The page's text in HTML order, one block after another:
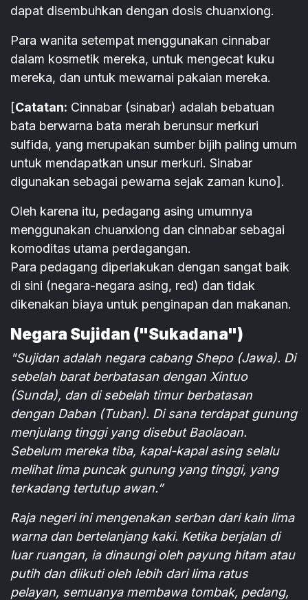
dapat disembuhkan dengan dosis chuanxiong.
Para wanita setempat menggunakan cinnabar
dalam kosmetik mereka, untuk mengecat kuku
mereka, dan untuk mewarnai pakaian mereka.
[Catatan: Cinnabar (sinabar) adalah bebatuan
bata berwarna bata merah berunsur merkuri
sulfida, yang merupakan sumber bijih paling umum
untuk mendapatkan unsur merkuri. Sinabar
digunakan sebagai pewarna sejak zaman kuno].
Oleh karena itu, pedagang asing umumnya
menggunakan chuanxiong dan cinnabar sebagai
komoditas utama perdagangan.
Para pedagang diperlakukan dengan sangat baik
di sini (negara-negara asing, red) dan tidak
dikenakan biaya untuk penginapan dan makanan.
Negara Sujidan ("Sukadana")
"Sujidan adalah negara cabang Shepo (Jawa). Di
sebelah barat berbatasan dengan Xintuo
(Sunda), dan di sebelah timur berbatasan
dengan Daban (Tuban). Di sana terdapat gunung
menjulang tinggi yang disebut Baolaoan.
Sebelum mereka tiba, kapal-kapal asing selalu
melihat lima puncak gunung yang tinggi, yang
terkadang tertutup awan.”
Raja negeri ini mengenakan serban dari kain lima
warna dan bertelanjang kaki. Ketika berjalan di
luar ruangan, ia dinaungi oleh payung hitam atau
putih dan diikuti oleh lebih dari lima ratus
pelayan, semuanya membawa tombak, pedang,